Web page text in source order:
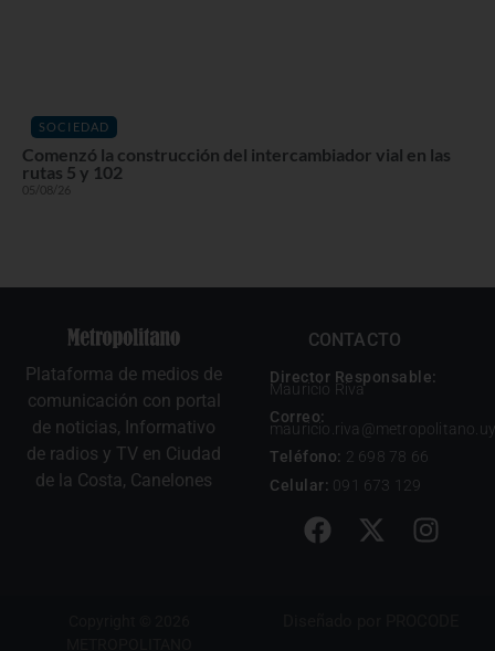
SOCIEDAD
Comenzó la construcción del intercambiador vial en las
rutas 5 y 102
05/08/26
Plataforma de medios de
comunicación con portal
de noticias, Informativo
de radios y TV en Ciudad
de la Costa, Canelones
CONTACTO
Director Responsable:
Mauricio Riva
Correo:
mauricio.riva@metropolitano.uy
Teléfono: 2 698 78 66
Celular: 091 673 129